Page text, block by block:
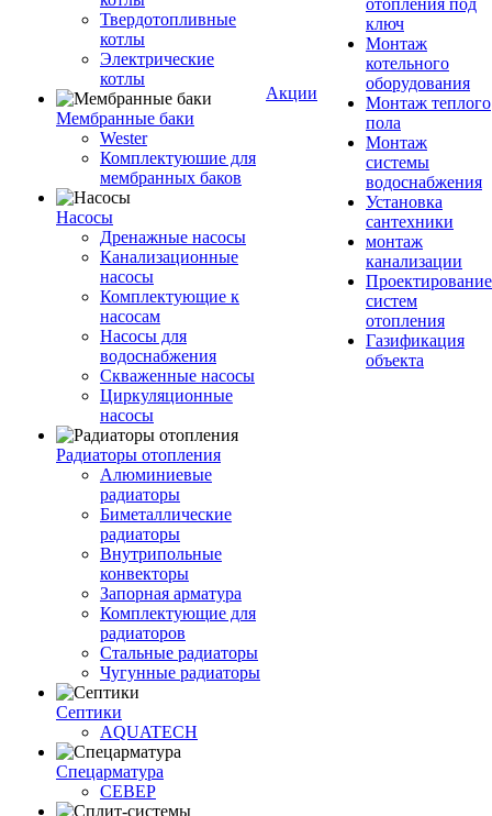
Твердотопливные
котлы
Электрические
котлы
Мембранные баки
Wester
Комплектуюшие для
мембранных баков
Насосы
Дренажные насосы
Канализационные
насосы
Комплектующие к
насосам
Насосы для
водоснабжения
Скваженные насосы
Циркуляционные
насосы
Радиаторы отопления
Алюминиевые
радиаторы
Биметаллические
радиаторы
Внутрипольные
конвекторы
Запорная арматура
Комплектующие для
радиаторов
Стальные радиаторы
Чугунные радиаторы
Септики
AQUATECH
Спецарматура
СЕВЕР
Акции
отопления под
ключ
Монтаж
котельного
оборудования
Монтаж теплого
пола
Монтаж
системы
водоснабжения
Установка
сантехники
монтаж
канализации
Проектирование
систем
отопления
Газификация
объекта